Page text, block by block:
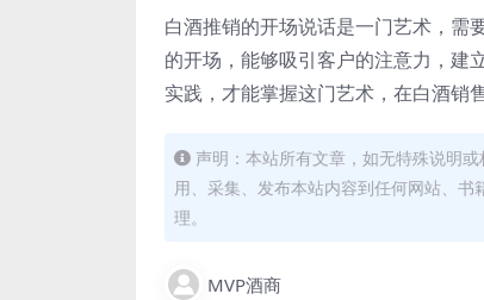
白酒推销的开场说话是一门艺术，需
的开场，能够吸引客户的注意力，建
实践，才能掌握这门艺术，在白酒销
声明：本站所有文章，如无特殊说明
用、采集、发布本站内容到任何网站、
理。
MVP酒商